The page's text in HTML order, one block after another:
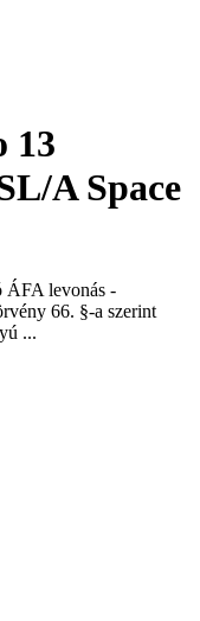
13
A Space
ÁFA levonás -
66. §-a szerint
...